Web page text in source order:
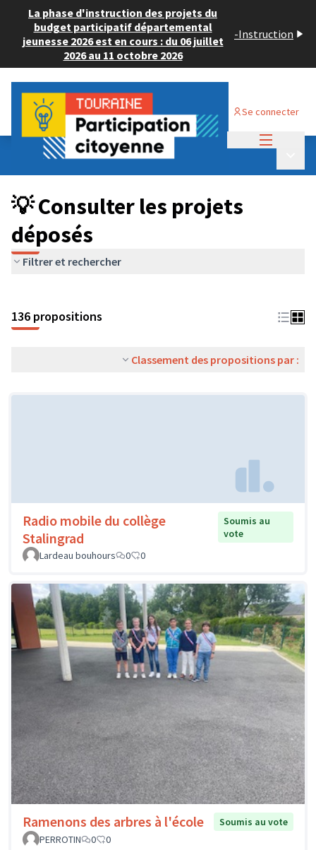
La phase d'instruction des projets du
budget participatif départemental
jeunesse 2026 est en cours : du 06 juillet
2026 au 11 octobre 2026
-Instruction
Se connecter
Budget Participatif JEUNESSE 2024
💡 Consulter les projets déposés
💡 Consulter les projets
déposés
Filtrer et rechercher
136 propositions
Classement des propositions par :
Radio mobile du collège
Stalingrad
Soumis au
vote
Lardeau bouhours
0 0
Ramenons des arbres à l'école
Soumis au vote
PERROTIN
0 0